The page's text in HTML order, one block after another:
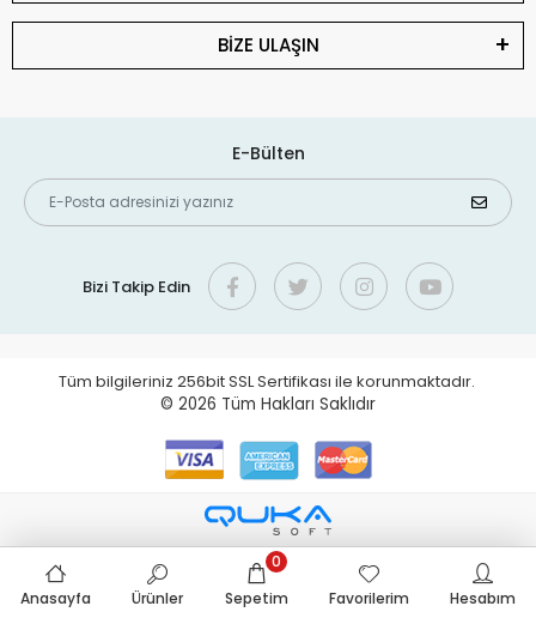
BİZE ULAŞIN
E-Bülten
Bizi Takip Edin
Tüm bilgileriniz 256bit SSL Sertifikası ile korunmaktadır.
© 2026 Tüm Hakları Saklıdır
Anasayfa Ürünler Sepetim
0
Favorilerim
Hesabım